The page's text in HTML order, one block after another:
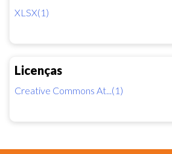
XLSX(1)
Licenças
Creative Commons At...(1)